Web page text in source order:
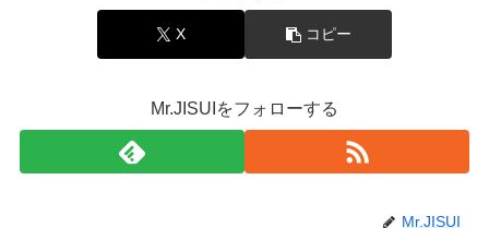
X コピー
Mr.JISUIをフォローする
Mr.JISUI